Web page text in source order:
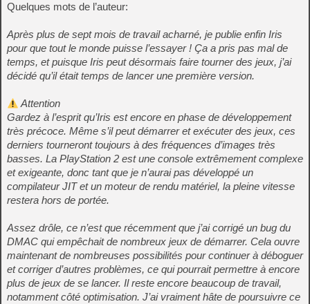
Quelques mots de l’auteur:
Après plus de sept mois de travail acharné, je publie enfin Iris
pour que tout le monde puisse l’essayer ! Ça a pris pas mal de
temps, et puisque Iris peut désormais faire tourner des jeux, j’ai
décidé qu’il était temps de lancer une première version.
Attention
Gardez à l’esprit qu’Iris est encore en phase de développement
très précoce. Même s’il peut démarrer et exécuter des jeux, ces
derniers tourneront toujours à des fréquences d’images très
basses. La PlayStation 2 est une console extrêmement complexe
et exigeante, donc tant que je n’aurai pas développé un
compilateur JIT et un moteur de rendu matériel, la pleine vitesse
restera hors de portée.
Assez drôle, ce n’est que récemment que j’ai corrigé un bug du
DMAC qui empêchait de nombreux jeux de démarrer. Cela ouvre
maintenant de nombreuses possibilités pour continuer à déboguer
et corriger d’autres problèmes, ce qui pourrait permettre à encore
plus de jeux de se lancer. Il reste encore beaucoup de travail,
notamment côté optimisation. J’ai vraiment hâte de poursuivre ce